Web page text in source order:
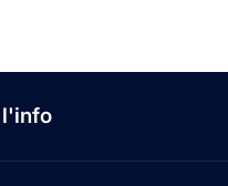
l'info